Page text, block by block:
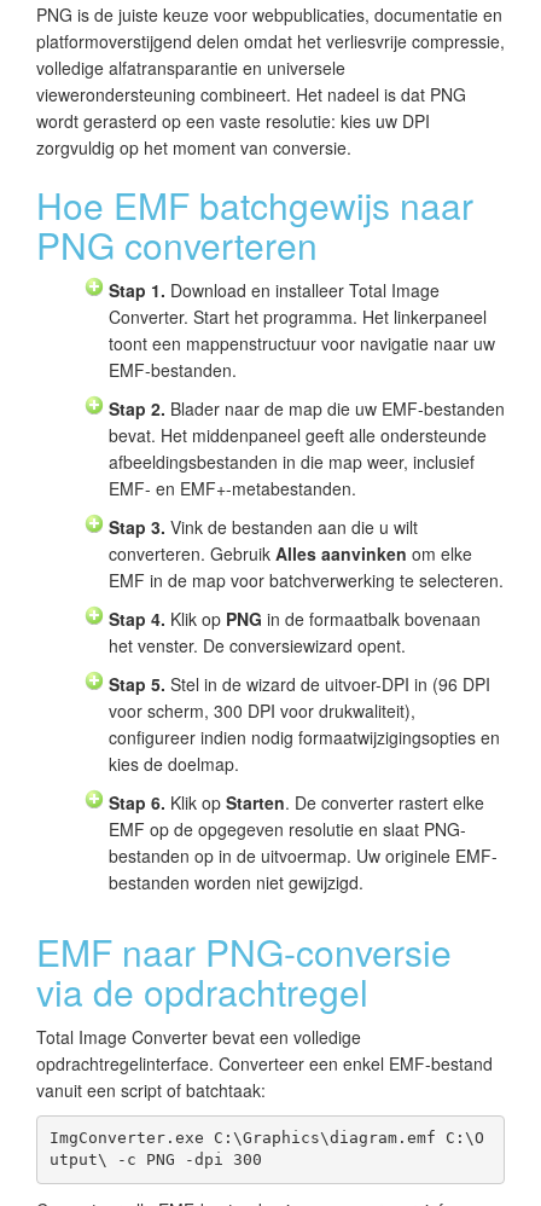
PNG is de juiste keuze voor webpublicaties, documentatie en
platformoverstijgend delen omdat het verliesvrije compressie,
volledige alfatransparantie en universele
viewerondersteuning combineert. Het nadeel is dat PNG
wordt gerasterd op een vaste resolutie: kies uw DPI
zorgvuldig op het moment van conversie.
Hoe EMF batchgewijs naar
PNG converteren
Stap 1. Download en installeer Total Image
Converter. Start het programma. Het linkerpaneel
toont een mappenstructuur voor navigatie naar uw
EMF-bestanden.
Stap 2. Blader naar de map die uw EMF-bestanden
bevat. Het middenpaneel geeft alle ondersteunde
afbeeldingsbestanden in die map weer, inclusief
EMF- en EMF+-metabestanden.
Stap 3. Vink de bestanden aan die u wilt
converteren. Gebruik Alles aanvinken om elke
EMF in de map voor batchverwerking te selecteren.
Stap 4. Klik op PNG in de formaatbalk bovenaan
het venster. De conversiewizard opent.
Stap 5. Stel in de wizard de uitvoer-DPI in (96 DPI
voor scherm, 300 DPI voor drukwaliteit),
configureer indien nodig formaatwijzigingsopties en
kies de doelmap.
Stap 6. Klik op Starten. De converter rastert elke
EMF op de opgegeven resolutie en slaat PNG-
bestanden op in de uitvoermap. Uw originele EMF-
bestanden worden niet gewijzigd.
EMF naar PNG-conversie
via de opdrachtregel
Total Image Converter bevat een volledige
opdrachtregelinterface. Converteer een enkel EMF-bestand
vanuit een script of batchtaak:
ImgConverter.exe C:\Graphics\diagram.emf C:\O
utput\ -c PNG -dpi 300